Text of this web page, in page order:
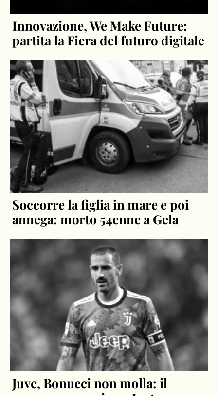
Innovazione, We Make Future:
partita la Fiera del futuro digitale
Soccorre la figlia in mare e poi
annega: morto 54enne a Gela
Juve, Bonucci non molla: il